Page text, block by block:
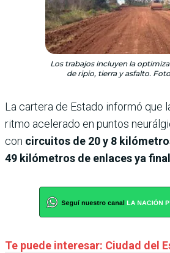
Los trabajos incluyen la
de ripio, tierra y asfalto.
La cartera de Estado informó que
ritmo acelerado en puntos
con circuitos de 20 y 8
49 kilómetros de enlaces ya
Te puede interesar: Ciudad del